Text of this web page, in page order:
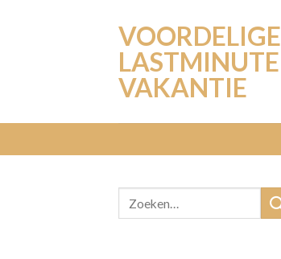
VOORDELIGE
LASTMINUTE
VAKANTIE